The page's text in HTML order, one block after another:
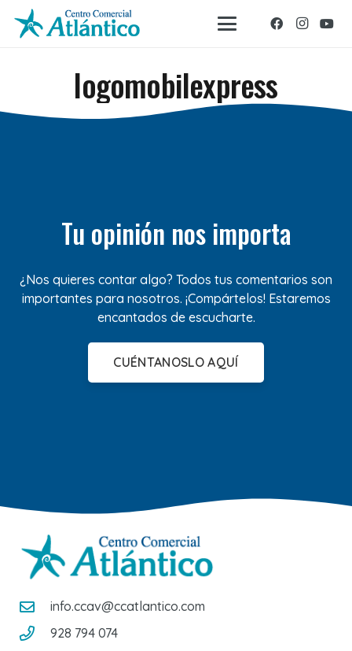
logomobilexpress
Tu opinión nos importa
¿Nos quieres contar algo? Todos tus comentarios son
importantes para nosotros. ¡Compártelos! Estaremos
encantados de escucharte.
CUÉNTANOSLO AQUÍ
info.ccav@ccatlantico.com
928 794 074